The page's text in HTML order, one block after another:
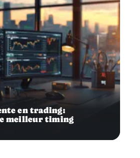
en trading:
meilleur timing